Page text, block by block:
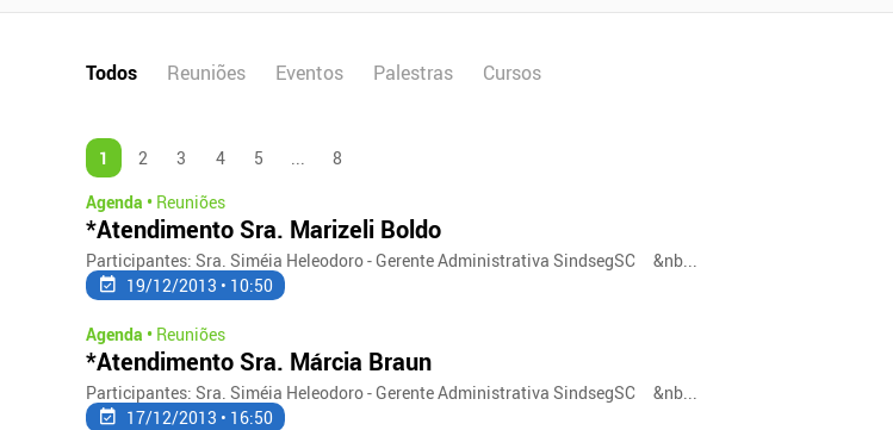
Todos Reuniões Eventos Palestras Cursos
1 2 3 4 5
8
Agenda • Reuniões
*Atendimento Sra. Marizeli Boldo
Participantes: Sra. Siméia Heleodoro - Gerente Administrativa SindsegSC &nb...
19/12/2013 • 10:50
Agenda • Reuniões
*Atendimento Sra. Márcia Braun
Participantes: Sra. Siméia Heleodoro - Gerente Administrativa SindsegSC &nb...
17/12/2013 • 16:50